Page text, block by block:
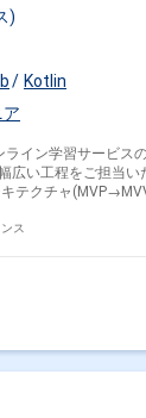
・その他利用ツ
務地等 最寄駅:リモ
)
Kotlin
イン学習サービス
広い工程をご担当
テクチャ
ス